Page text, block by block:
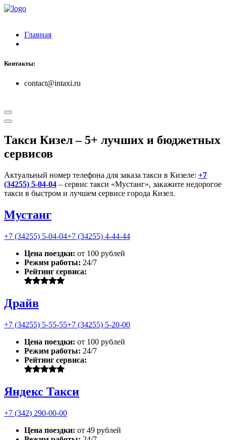
Главная
Контакты:
contact@intaxi.ru
Такси Кизел– 5+ лучших и бюджетных
сервисов
Актуальный номер телефона для заказа такси в Кизеле: +7
(34255) 5-04-04 – сервис такси «Мустанг», закажите недорогое
такси в быстром и лучшем сервисе города Кизел.
Мустанг
+7 (34255) 5-04-04+7 (34255) 4-44-44
Цена поездки: от 100 рублей
Режим работы: 24/7
Рейтинг сервиса:
Драйв
+7 (34255) 5-55-55+7 (34255) 5-20-00
Цена поездки: от 100 рублей
Режим работы: 24/7
Рейтинг сервиса:
Яндекс Такси
+7 (342) 290-00-00
Цена поездки: от 49 рублей